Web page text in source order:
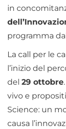
in
programma
La call per le
l’inizio del
del 29 ottobre
vivo e
Science: un
causa